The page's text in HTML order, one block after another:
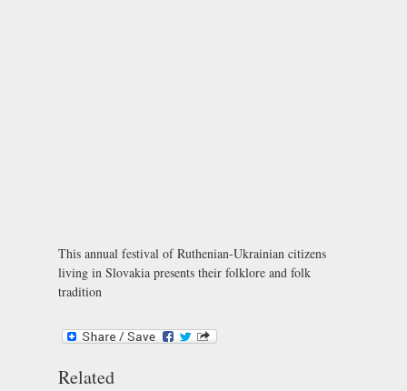
This annual festival of Ruthenian-Ukrainian citizens
living in Slovakia presents their folklore and folk
tradition
Related